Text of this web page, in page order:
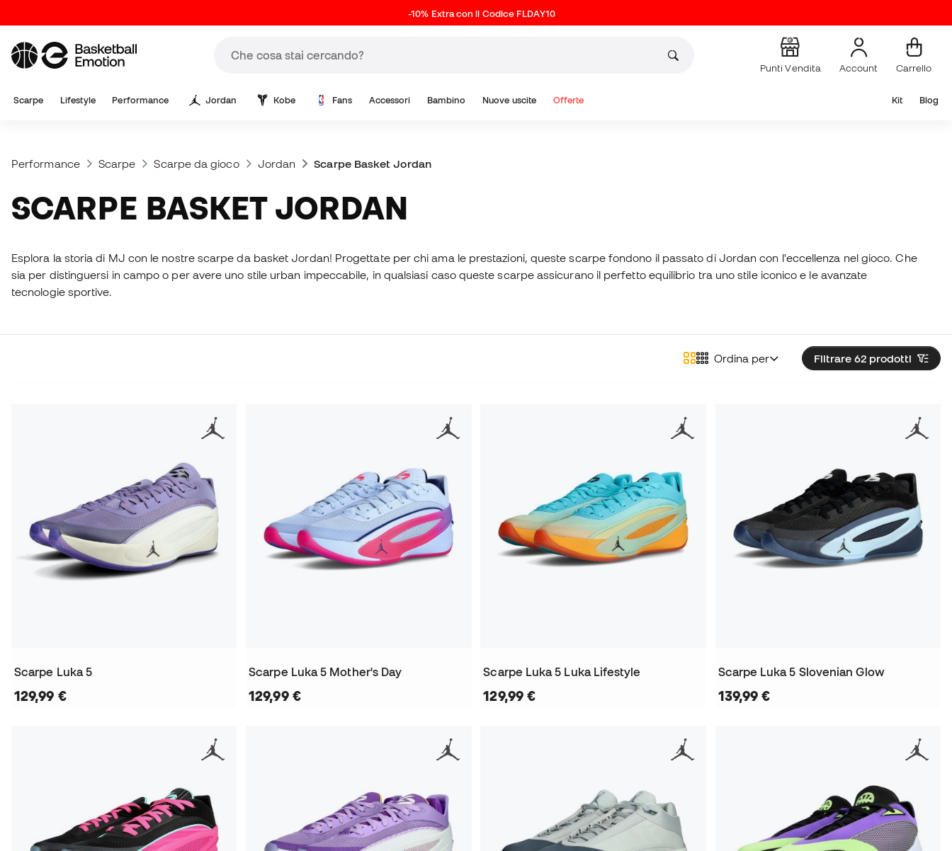
-10% Extra con il Codice FLDAY10
Punti Vendita Account Carrello
Scarpe Lifestyle Performance Jordan Kobe Fans Accessori Bambino Nuove uscite Offerte Kit Blog
Performance Scarpe Scarpe da gioco Jordan Scarpe Basket Jordan
SCARPE BASKET JORDAN
Esplora la storia di MJ con le nostre scarpe da basket Jordan! Progettate per chi ama le prestazioni, queste scarpe fondono il passato di Jordan con l'eccellenza nel gioco. Che
sia per distinguersi in campo o per avere uno stile urban impeccabile, in qualsiasi caso queste scarpe assicurano il perfetto equilibrio tra uno stile iconico e le avanzate
tecnologie sportive.
Filtrare 62 prodotti
Ordina per
Scarpe Luka 5
129,99 €
Scarpe Luka 5 Mother's Day
129,99 €
Scarpe Luka 5 Luka Lifestyle
129,99 €
Scarpe Luka 5 Slovenian Glow
139,99 €